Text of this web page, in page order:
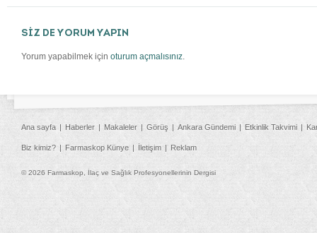
SİZ DE YORUM YAPIN
Yorum yapabilmek için oturum açmalısınız.
Ana sayfa Haberler Makaleler Görüş Ankara Gündemi Etkinlik Takvimi
Biz kimiz? Farmaskop Künye İletişim Reklam
© 2026 Farmaskop, İlaç ve Sağlık Profesyonellerinin Dergisi